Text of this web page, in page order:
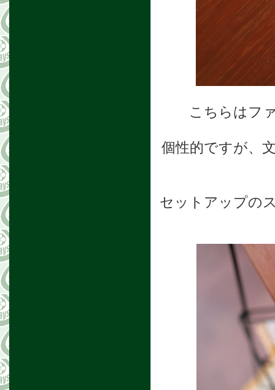
こちらはフ
個性的ですが、
セットアップの